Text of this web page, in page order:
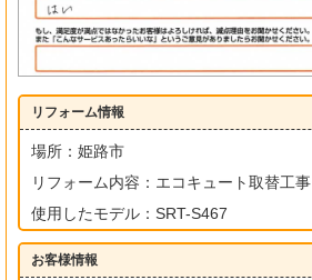
リフォーム情報
場所：姫路市
リフォーム内容：エコキュート取替工事
使用したモデル：SRT-S467
お客様情報